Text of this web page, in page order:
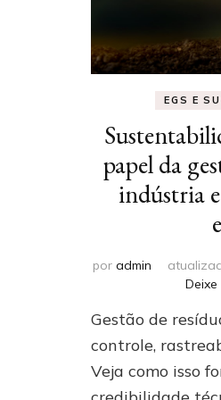
EGS E
papel da
indústria
por admin
Gestão de
controle,
Veja como isso